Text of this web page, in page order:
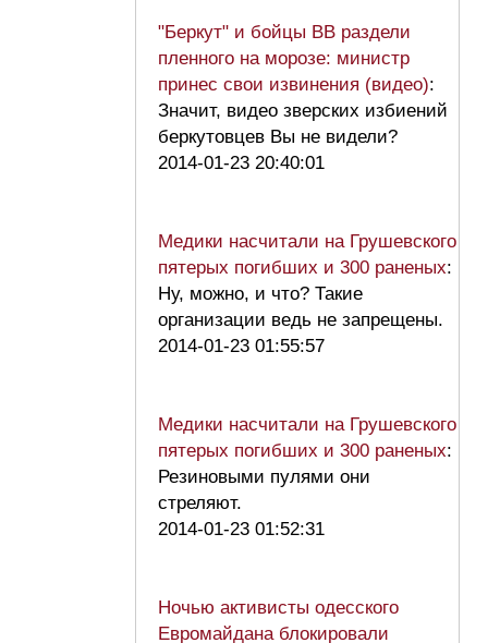
"Беркут" и бойцы ВВ раздели
пленного на морозе: министр
принес свои извинения (видео):
Значит, видео зверских избиений
беркутовцев Вы не видели?
2014-01-23 20:40:01
Медики насчитали на Грушевского
пятерых погибших и 300 раненых:
Ну, можно, и что? Такие
организации ведь не запрещены.
2014-01-23 01:55:57
Медики насчитали на Грушевского
пятерых погибших и 300 раненых:
Резиновыми пулями они
стреляют.
2014-01-23 01:52:31
Ночью активисты одесского
Евромайдана блокировали